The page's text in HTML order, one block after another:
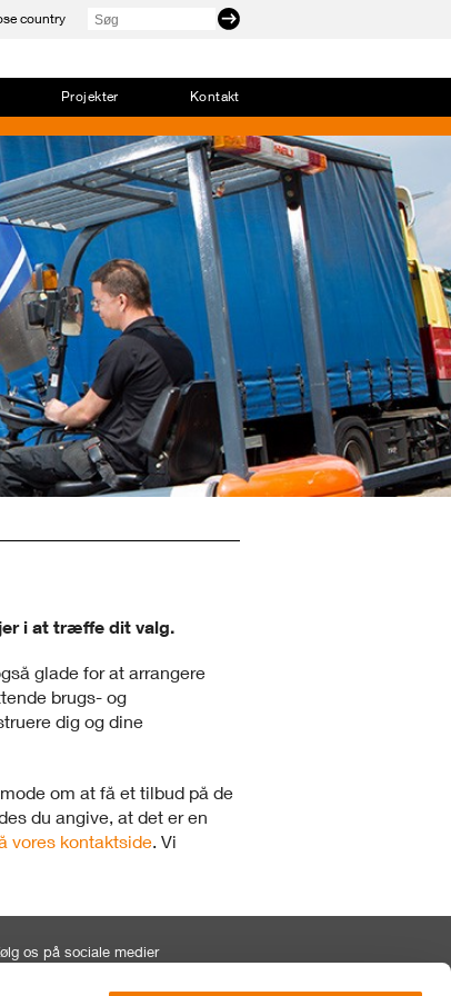
country
Projekter Kontakt
i at træffe dit valg.
glade for at arrangere
brugs- og
dig og dine
om at få et tilbud på de
du angive, at det er en
vores kontaktside . Vi
os på sociale medier